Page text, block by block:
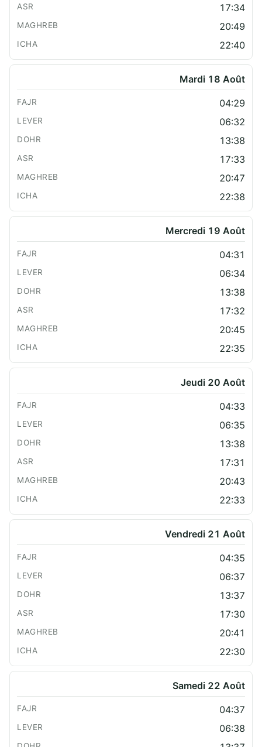
17:34
20:49
22:40
Mardi 18 Août
04:29
06:32
13:38
17:33
20:47
22:38
Mercredi 19 Août
04:31
06:34
13:38
17:32
20:45
22:35
Jeudi 20 Août
04:33
06:35
13:38
17:31
20:43
22:33
Vendredi 21 Août
04:35
06:37
13:37
17:30
20:41
22:30
Samedi 22 Août
04:37
06:38